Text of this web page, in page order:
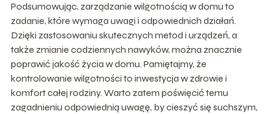
Podsumowując, zarządzanie wilgotnością w domu to
zadanie, które wymaga uwagi i odpowiednich działań.
Dzięki zastosowaniu skutecznych metod i urządzeń, a
także zmianie codziennych nawyków, można znacznie
poprawić jakość życia w domu. Pamiętajmy, że
kontrolowanie wilgotności to inwestycja w zdrowie i
komfort całej rodziny. Warto zatem poświęcić temu
zagadnieniu odpowiednią uwagę, by cieszyć się suchszym,